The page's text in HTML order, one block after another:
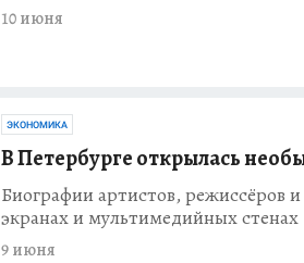
10 июня
ЭКОНОМИКА
В Петербурге открылась
Биографии артистов, режиссёров
экранах и мультимедийных стенах
9 июня